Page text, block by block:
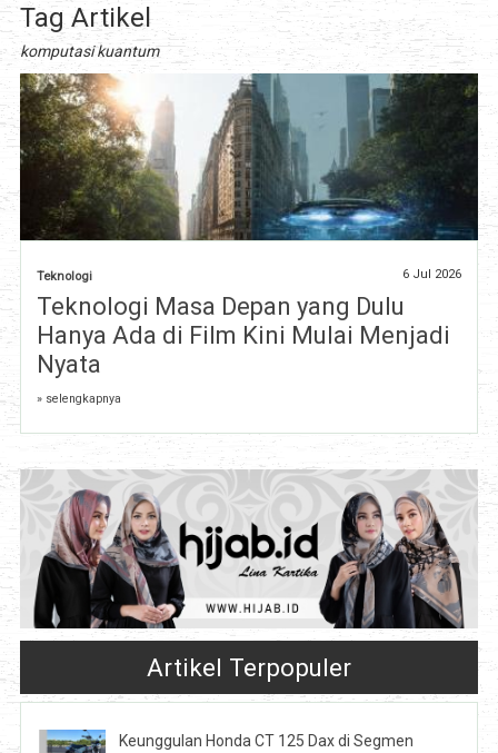
Tag Artikel
komputasi kuantum
Teknologi 6 Jul 2026
Teknologi Masa Depan yang Dulu
Hanya Ada di Film Kini Mulai Menjadi
Nyata
» selengkapnya
Artikel Terpopuler
Keunggulan Honda CT 125 Dax di Segmen